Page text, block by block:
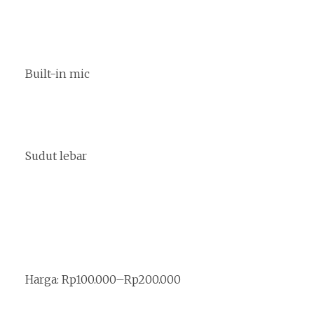
Built-in mic
Sudut lebar
Harga: Rp100.000–Rp200.000